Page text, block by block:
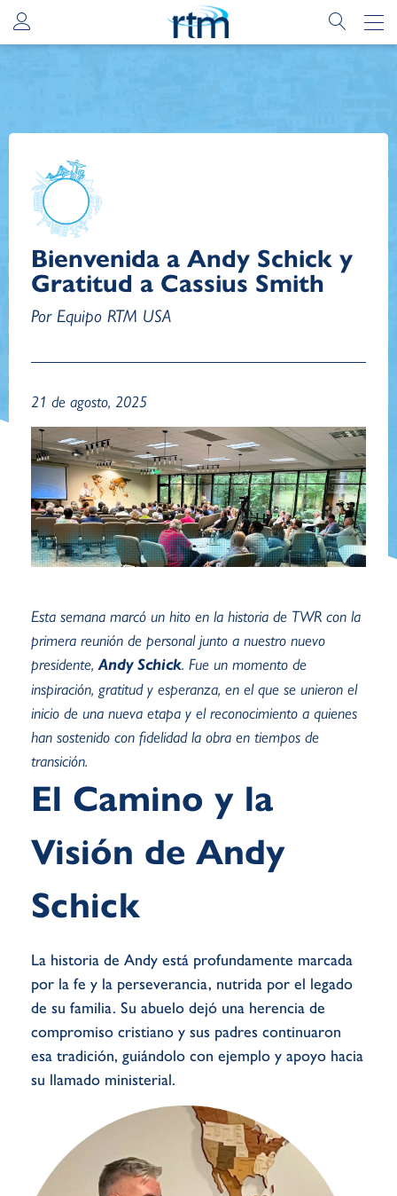
Bienvenida a Andy Schick y
Gratitud a Cassius Smith
Por Equipo RTM USA
21 de agosto, 2025
Esta semana marcó un hito en la historia de TWR con la
primera reunión de personal junto a nuestro nuevo
presidente, Andy Schick. Fue un momento de
inspiración, gratitud y esperanza, en el que se unieron el
inicio de una nueva etapa y el reconocimiento a quienes
han sostenido con fidelidad la obra en tiempos de
transición.
El Camino y la
Visión de Andy
Schick
La historia de Andy está profundamente marcada
por la fe y la perseverancia, nutrida por el legado
de su familia. Su abuelo dejó una herencia de
compromiso cristiano y sus padres continuaron
esa tradición, guiándolo con ejemplo y apoyo hacia
su llamado ministerial.